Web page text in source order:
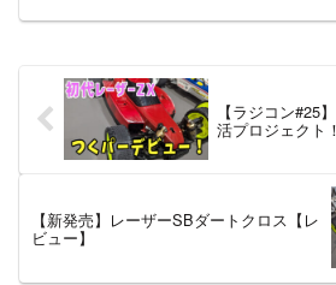
【ラジコン
活プロジェクト
【新発売】レーザーSBダートクロス【レ
ビュー】